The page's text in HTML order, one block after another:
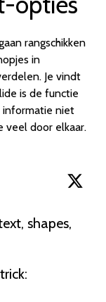
rangschikken
in
Je vindt
is de functie
informatie niet
veel door elkaar.
shapes,